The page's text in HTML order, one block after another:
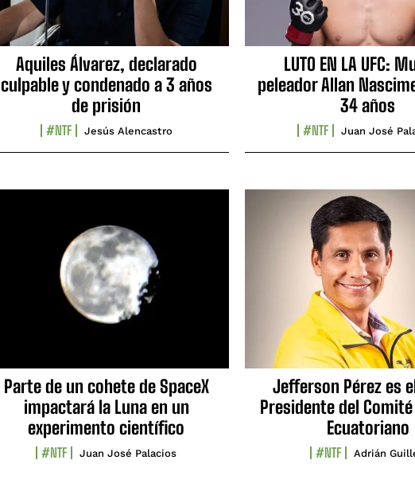
Aquiles Álvarez, declarado
culpable y condenado a 3 años
de prisión
#NTF Jesús Alencastro
LUTO EN LA UFC:
peleador Allan
34 años
#NTF Juan José
Parte de un cohete de SpaceX
impactará la Luna en un
experimento científico
#NTF Juan José Palacios
Jefferson Pérez es
Presidente del
Ecuatoriano
#NTF Adrián